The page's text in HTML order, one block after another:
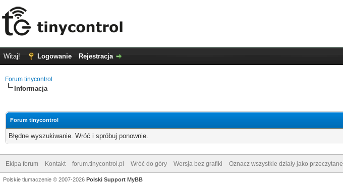
Witaj! Logowanie Rejestracja
Forum tinycontrol
Informacja
Forum tinycontrol
Błędne wyszukiwanie. Wróć i spróbuj ponownie.
Ekipa forum Kontakt forum.tinycontrol.pl Wróć do góry Wersja bez grafiki Oznacz wszystkie działy jako przeczytane
Polskie tłumaczenie © 2007-2026 Polski Support MyBB